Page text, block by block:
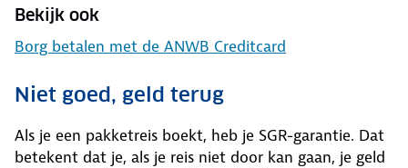
Bekijk ook
Borg betalen met de ANWB Creditcard
Niet goed, geld terug
Als je een pakketreis boekt, heb je SGR-garantie. Dat
betekent dat je, als je reis niet door kan gaan, je geld